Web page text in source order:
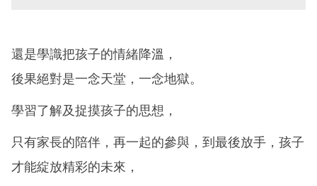
還是學識把孩子的情緒降溫，
後果絕對是一念天堂，一念地獄。
學習了解及捉摸孩子的思想，
只有家長的陪伴，再一起的參與，到最後放手，孩子
才能綻放精彩的未來，